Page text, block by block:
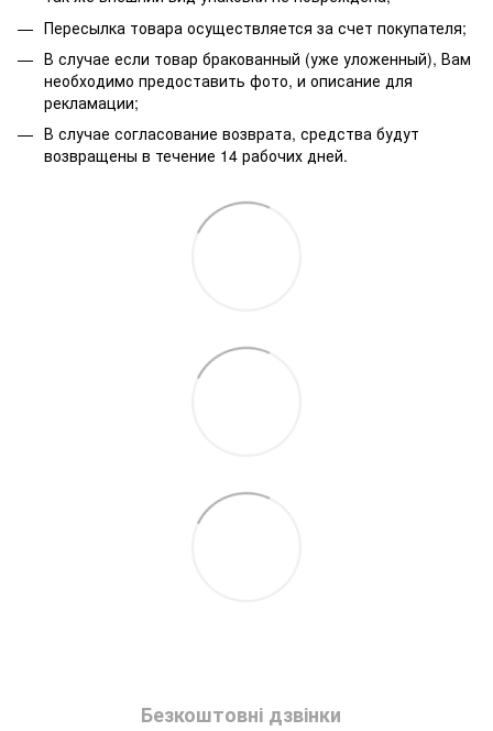
Пересылка товара осуществляется за счет покупателя;
В случае если товар бракованный (уже уложенный), Вам
необходимо предоставить фото, и описание для
рекламации;
В случае согласование возврата, средства будут
возвращены в течение 14 рабочих дней.
Безкоштовні дзвінки